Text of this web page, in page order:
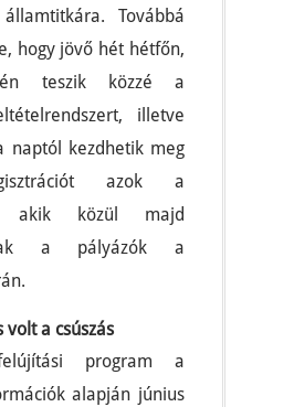
Továbbá
hogy jövő hét hétfőn,
én teszik közzé a
illetve
naptól kezdhetik meg
azok a
akik közül majd
a pályázók a
volt a csúszás
program a
alapján június